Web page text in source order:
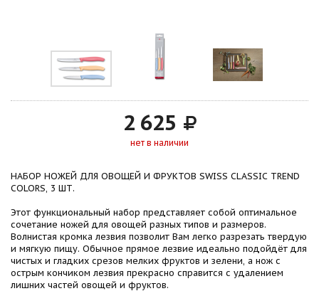
2 625
нет в наличии
НАБОР НОЖЕЙ ДЛЯ ОВОЩЕЙ И ФРУКТОВ SWISS CLASSIC TREND
COLORS, 3 ШТ.
Этот функциональный набор представляет собой оптимальное
сочетание ножей для овощей разных типов и размеров.
Волнистая кромка лезвия позволит Вам легко разрезать твердую
и мягкую пищу. Обычное прямое лезвие идеально подойдёт для
чистых и гладких срезов мелких фруктов и зелени, а нож с
острым кончиком лезвия прекрасно справится с удалением
лишних частей овощей и фруктов.